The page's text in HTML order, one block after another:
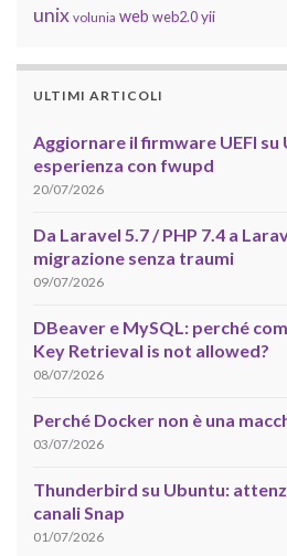
unix volunia web web2.0 yii
ULTIMI ARTICOLI
Aggiornare il firmware UEFI su
esperienza con fwupd
20/07/2026
Da Laravel 5.7 / PHP 7.4 a
migrazione senza traumi
09/07/2026
DBeaver e MySQL: perché
Key Retrieval is not allowed?
08/07/2026
Perché Docker non è una
03/07/2026
Thunderbird su Ubuntu:
canali Snap
01/07/2026